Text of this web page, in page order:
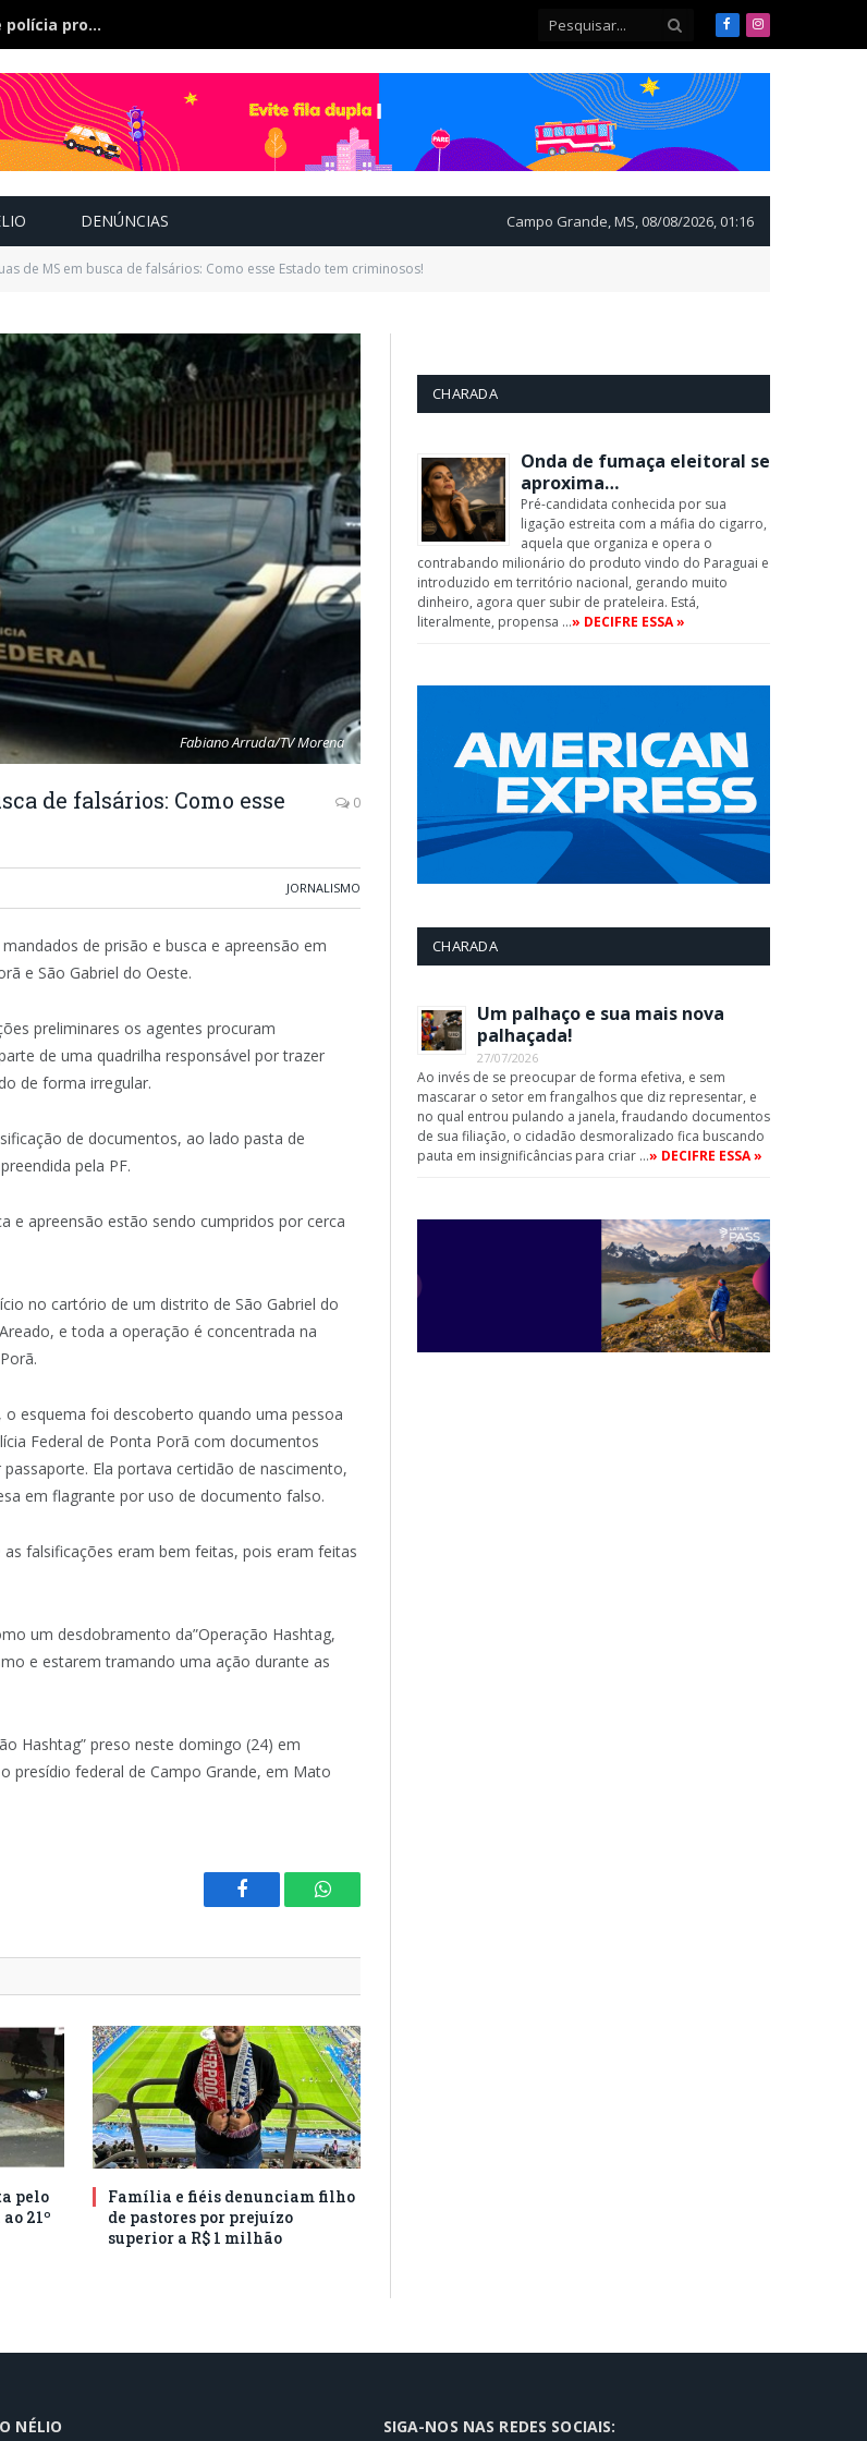
Bebê de 21 dias some, pai nega envolvimento e polícia procura a criança FacebookInstagram
DENÚNCIAS Campo Grande, MS, 08/08/2026, 01:16
de MS em busca de falsários: Como esse Estado tem criminosos!
Fabiano Arruda/TV Morena
de falsários: Como esse
0
JORNALISMO
de prisão e busca e apreensão em
e São Gabriel do Oeste.
preliminares os agentes procuram
de uma quadrilha responsável por trazer
de forma irregular.
de documentos, ao lado pasta de
pela PF.
e apreensão estão sendo cumpridos por cerca
no cartório de um distrito de São Gabriel do
e toda a operação é concentrada na
esquema foi descoberto quando uma pessoa
Federal de Ponta Porã com documentos
Ela portava certidão de nascimento,
em flagrante por uso de documento falso.
falsificações eram bem feitas, pois eram feitas
um desdobramento da”Operação Hashtag,
e estarem tramando uma ação durante as
Hashtag” preso neste domingo (24) em
presídio federal de Campo Grande, em Mato
Facebook WhatsApp
pelo
21º
Família e fiéis denunciam filho
de pastores por prejuízo
superior a R$ 1 milhão
CHARADA
Onda de fumaça eleitoral se
aproxima…
Pré-candidata conhecida por sua
ligação estreita com a máfia do cigarro,
aquela que organiza e opera o
contrabando milionário do produto vindo do Paraguai e
introduzido em território nacional, gerando muito
dinheiro, agora quer subir de prateleira. Está,
literalmente, propensa …» DECIFRE ESSA »
CHARADA
Um palhaço e sua mais nova
palhaçada!
27/07/2026
Ao invés de se preocupar de forma efetiva, e sem
mascarar o setor em frangalhos que diz representar, e
no qual entrou pulando a janela, fraudando documentos
de sua filiação, o cidadão desmoralizado fica buscando
pauta em insignificâncias para criar …» DECIFRE ESSA »
NÉLIO SIGA-NOS NAS REDES SOCIAIS: